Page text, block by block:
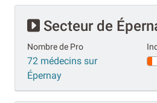
Secteur de
Nombre de Pro
72 médecins sur
Épernay